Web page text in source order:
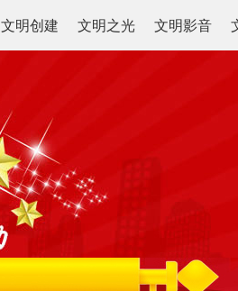
文明创建 文明之光 文明影音